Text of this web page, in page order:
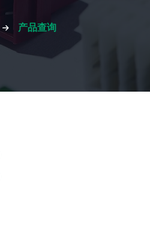
产品查询